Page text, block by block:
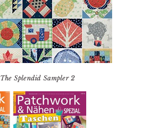
The Splendid Sampler 2